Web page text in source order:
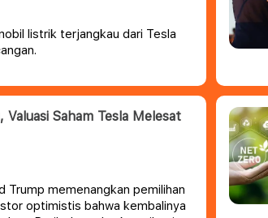
listrik terjangkau dari Tesla
Saham Tesla Melesat
Trump memenangkan pemilihan
optimistis bahwa kembalinya